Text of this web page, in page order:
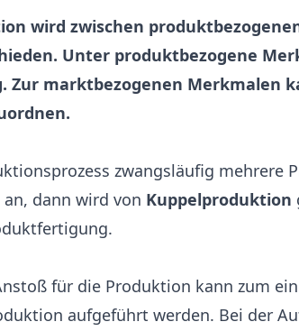
wird zwischen
Unter produktbezogene
Zur marktbezogenen Merkmalen
zwangsläufig mehrere
dann wird von Kuppelproduktion
für die Produktion kann zum
aufgeführt werden. Bei der